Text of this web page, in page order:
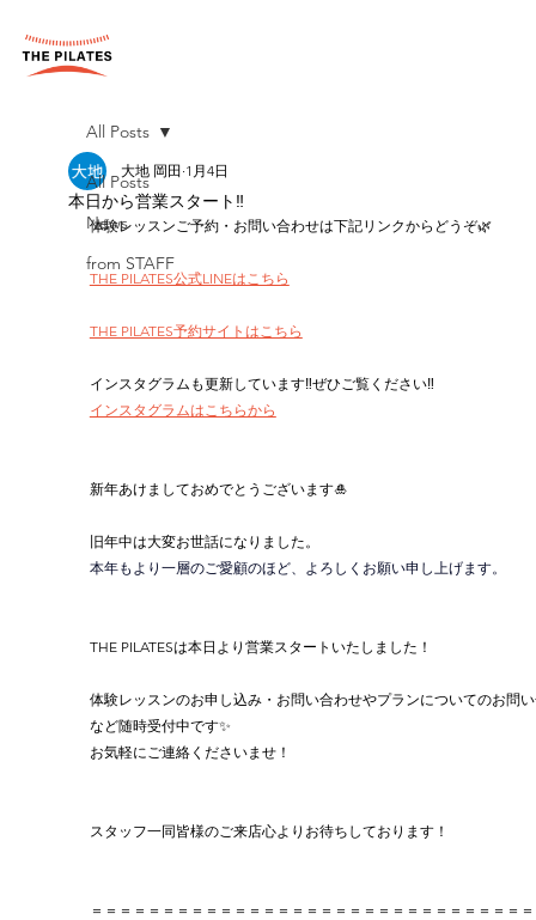
All Posts
News
from STAFF
All Posts
本日から営業スタート‼︎
大地 岡田 1月4日
体験レッスンご予約・お問い合わせは下記リンクからどうぞ🌿
THE PILATES公式LINEはこちら
THE PILATES予約サイトはこちら
インスタグラムも更新しています‼︎ぜひご覧ください‼︎
インスタグラムはこちらから
新年あけましておめでとうございます🎍
旧年中は大変お世話になりました。
本年もより一層のご愛顧のほど、よろしくお願い申し上げます。
THE PILATESは本日より営業スタートいたしました！
体験レッスンのお申し込み・お問い合わせやプランについてのお問
など随時受付中です✨
お気軽にご連絡くださいませ！
スタッフ一同皆様のご来店心よりお待ちしております！
＝＝＝＝＝＝＝＝＝＝＝＝＝＝＝＝＝＝＝＝＝＝＝＝＝＝＝＝＝＝